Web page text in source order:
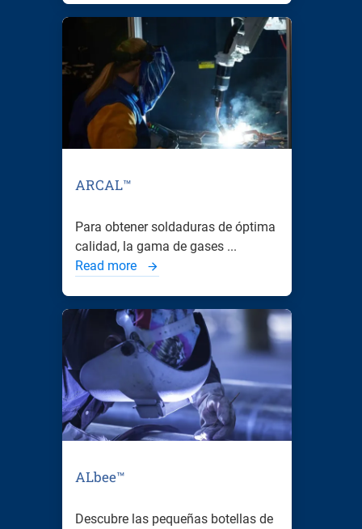
ARCAL™
Para obtener soldaduras de óptima
calidad, la gama de gases ...
Read more
ALbee™
Descubre las pequeñas botellas de